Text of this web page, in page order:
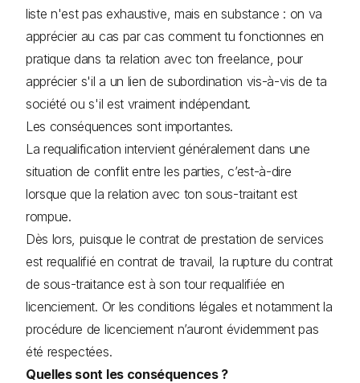
liste n'est pas exhaustive, mais en substance : on va
apprécier au cas par cas comment tu fonctionnes en
pratique dans ta relation avec ton freelance, pour
apprécier s'il a un lien de subordination vis-à-vis de ta
société ou s'il est vraiment indépendant.
Les conséquences sont importantes.
La requalification intervient généralement dans une
situation de conflit entre les parties, c’est-à-dire
lorsque que la relation avec ton sous-traitant est
rompue.
Dès lors, puisque le contrat de prestation de services
est requalifié en contrat de travail, la rupture du contrat
de sous-traitance est à son tour requalifiée en
licenciement. Or les conditions légales et notamment la
procédure de licenciement n’auront évidemment pas
été respectées.
Quelles sont les conséquences ?